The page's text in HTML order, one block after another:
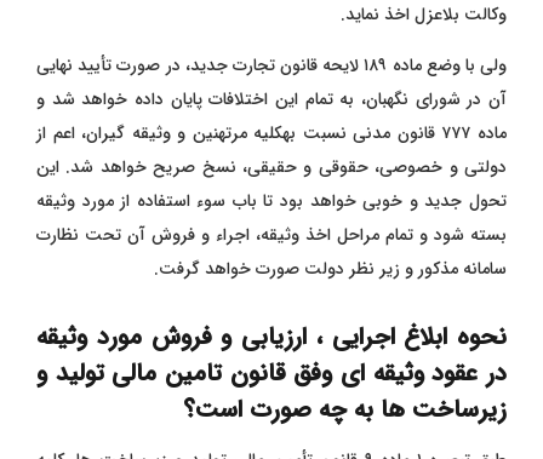
وکالت بلاعزل اخذ نماید.
ولی با وضع ماده ۱۸۹ لایحه قانون تجارت جدید، در صورت تأیید نهایی
آن در شورای نگهبان، به تمام این اختلافات پایان داده خواهد شد و
ماده ۷۷۷ قانون مدنی نسبت بهکلیه مرتهنین و وثیقه ‌گیران، اعم از
دولتی و خصوصی، حقوقی و حقیقی، نسخ صریح خواهد شد. این
تحول جدید و خوبی خواهد بود تا باب سوء استفاده از مورد وثیقه
بسته شود و تمام مراحل اخذ وثیقه، اجراء و فروش آن تحت نظارت
سامانه مذکور و زیر نظر دولت صورت خواهد گرفت.
نحوه ابلاغ اجرایی ، ارزیابی و فروش مورد وثیقه
در عقود وثیقه ای وفق قانون تامین مالی تولید و
زیرساخت ها به چه صورت است؟